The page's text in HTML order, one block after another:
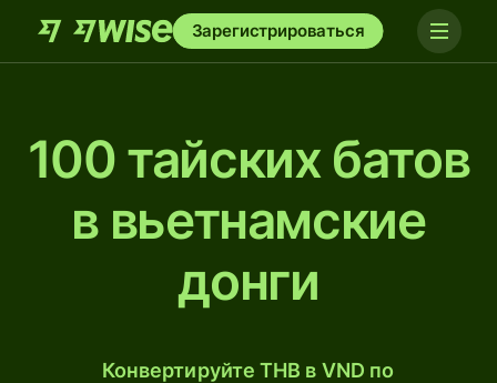
Зарегистрироваться
100 тайских батов
в вьетнамские
донги
Конвертируйте THB в VND по